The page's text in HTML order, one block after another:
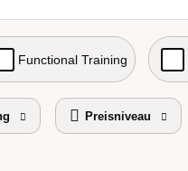
Functional Training
Preisniveau